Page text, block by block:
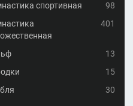
спортивная
98
401
13
15
30